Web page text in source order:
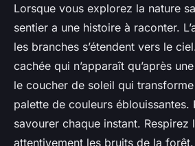
Lorsque vous explorez la nature
sentier a une histoire à raconter.
les branches s’étendent vers le
cachée qui n’apparaît qu’après
le coucher de soleil qui
palette de couleurs éblouissantes.
savourer chaque instant. Respirez
attentivement les bruits de la